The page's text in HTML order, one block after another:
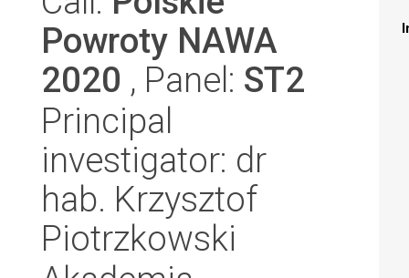
Powroty NAWA
2020 , Panel: ST2
Principal
investigator: dr
hab. Krzysztof
Piotrzkowski